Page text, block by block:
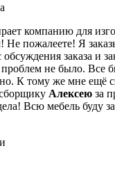
компанию для
Не пожалеете! Я
заказа и
не было. Все
К тому же мне ещё
Алексею за
Всю мебель буду